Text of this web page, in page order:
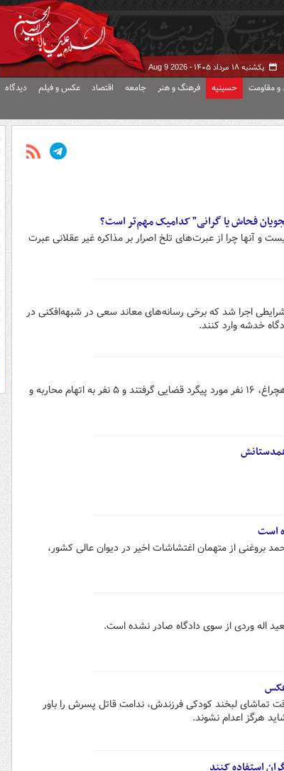
یکشنبه ۱۸ مرداد ۱۴۰۵ - Aug 9 2026
و مقاومت حسینیه فرهنگ و هنر جامعه اقتصاد عکس و فیلم دیدگاه
فحاش یا گرانی" کدامیک مهم‌تر است؟
آنها چرا از عبرت‌های تلخ اصرار بر مذاکره غیر عقلانی عبرت
در شرایطی اجرا شد که برخی رسانه‌های معاند سعی در شبهه‌افکنی در
خدشه وارد کنند.
سخنگوی قوه قضاییه گفت: در پرونده حادثه تروریستی شاهچراغ، ۱۶ نفر مورد پیگرد قضایی گرفتند و ۵ نفر به اتهام محاربه و
است
بروغنی از متهمان اغتشاشات اخیر در دیوان عالی کشور،
اله وردی از سوی دادگاه صادر نشده است.
عکس
تماشای لبخند کودکی فرزندش، ندامت قاتل پسرش را باور
هرگز اعدام نشوند.